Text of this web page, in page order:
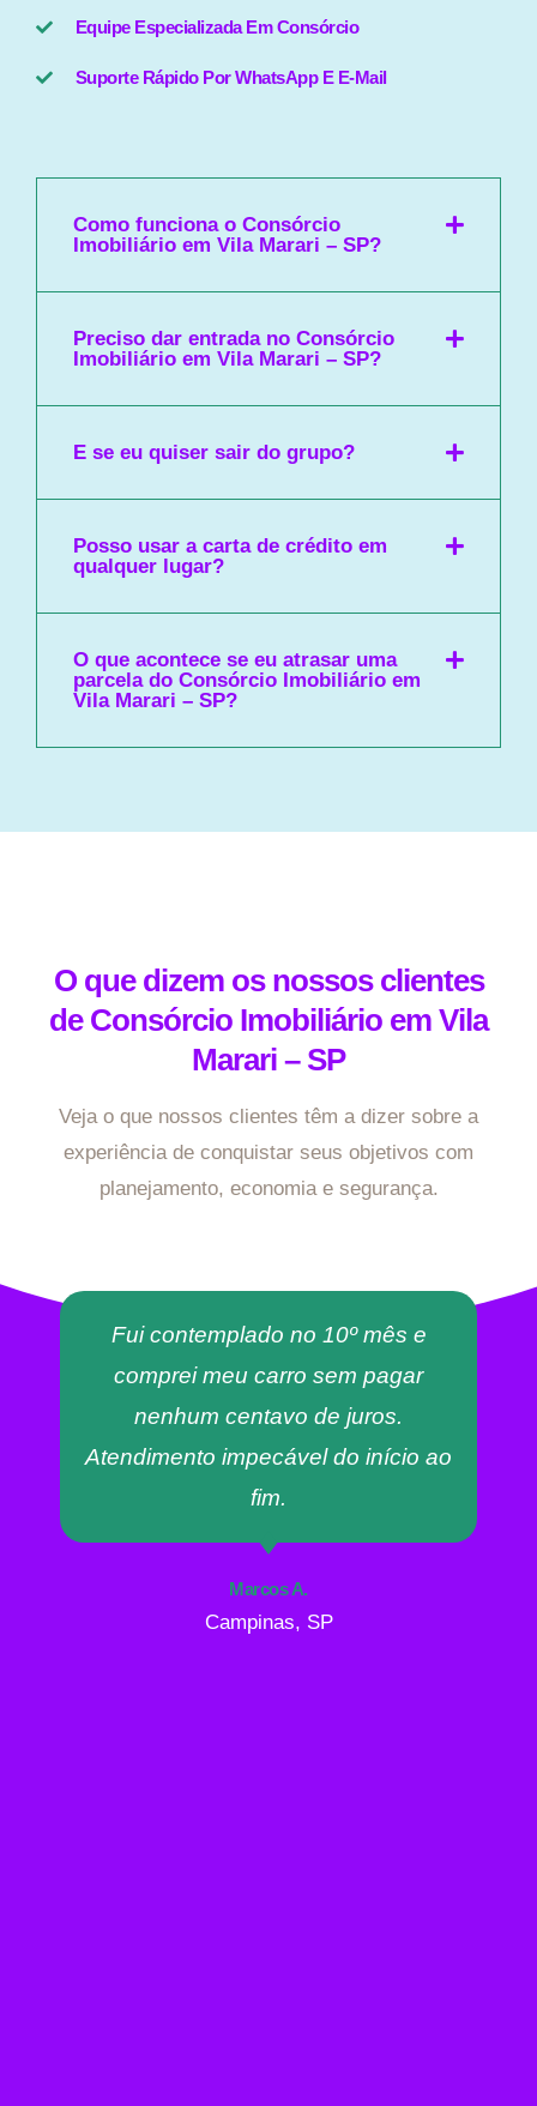
Equipe Especializada Em Consórcio
Suporte Rápido Por WhatsApp E E-Mail
Como funciona o Consórcio
Imobiliário em Vila Marari – SP?
Preciso dar entrada no Consórcio
Imobiliário em Vila Marari – SP?
E se eu quiser sair do grupo?
Posso usar a carta de crédito em
qualquer lugar?
O que acontece se eu atrasar uma
parcela do Consórcio Imobiliário em
Vila Marari – SP?
O que dizem os nossos clientes
de Consórcio Imobiliário em Vila
Marari – SP
Veja o que nossos clientes têm a dizer sobre a
experiência de conquistar seus objetivos com
planejamento, economia e segurança.
Fui contemplado no 10º mês e
comprei meu carro sem pagar
nenhum centavo de juros.
Atendimento impecável do início ao
fim.
Marcos A.
Campinas, SP